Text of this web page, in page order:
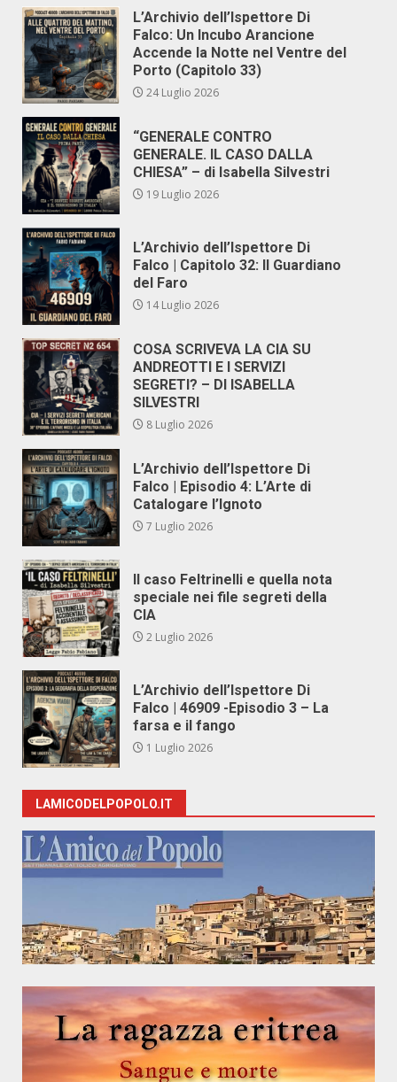
L’Archivio dell’Ispettore Di
Falco: Un Incubo Arancione
Accende la Notte nel Ventre del
Porto (Capitolo 33)
24 Luglio 2026
“GENERALE CONTRO
GENERALE. IL CASO DALLA
CHIESA” – di Isabella Silvestri
19 Luglio 2026
L’Archivio dell’Ispettore Di
Falco | Capitolo 32: Il Guardiano
del Faro
14 Luglio 2026
COSA SCRIVEVA LA CIA SU
ANDREOTTI E I SERVIZI
SEGRETI? – DI ISABELLA
SILVESTRI
8 Luglio 2026
L’Archivio dell’Ispettore Di
Falco | Episodio 4: L’Arte di
Catalogare l’Ignoto
7 Luglio 2026
Il caso Feltrinelli e quella nota
speciale nei file segreti della
CIA
2 Luglio 2026
L’Archivio dell’Ispettore Di
Falco | 46909 -Episodio 3 – La
farsa e il fango
1 Luglio 2026
LAMICODELPOPOLO.IT